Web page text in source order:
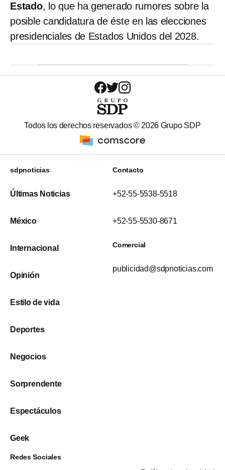
Estado, lo que ha generado rumores sobre la
posible candidatura de éste en las elecciones
presidenciales de Estados Unidos del 2028.
Todos los derechos reservados © 2026 Grupo SDP
sdpnoticias
Últimas Noticias
México
Internacional
Opinión
Estilo de vida
Deportes
Negocios
Sorprendente
Espectáculos
Geek
Contacto
+52-55-5538-5518
+52-55-5530-8671
Comercial
publicidad@sdpnoticias.com
Redes Sociales